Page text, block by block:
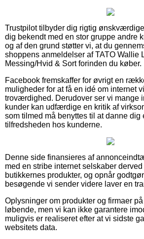
Trustpilot tilbyder dig rigtig
dig bekendt med en stor gruppe andre
og af den grund støtter vi, at du
shoppens anmeldelser af TATO Wallie
Messing/Hvid & Sort forinden du køber.
Facebook fremskaffer for øvrigt en
muligheder for at få en idé om internet
troværdighed. Derudover ser vi mange
kunder kan udfærdige en kritik af
som tilmed må benyttes til at danne dig
tilfredsheden hos kunderne.
Denne side finansieres af
med en stribe internet selskaber
butikkernes produkter, og opnår
besøgende vi sender videre laver en
Oplysninger om produkter og firmaer
løbende, men vi kan ikke garantere
muligvis er realiseret efter at vi sidste
websitets data.